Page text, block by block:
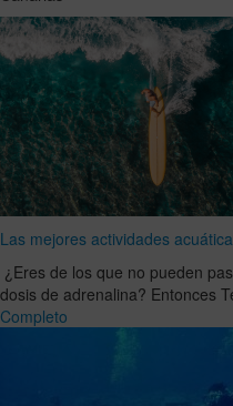
Las mejores actividades
¿Eres de los que no pueden
dosis de adrenalina? Entonces
Completo